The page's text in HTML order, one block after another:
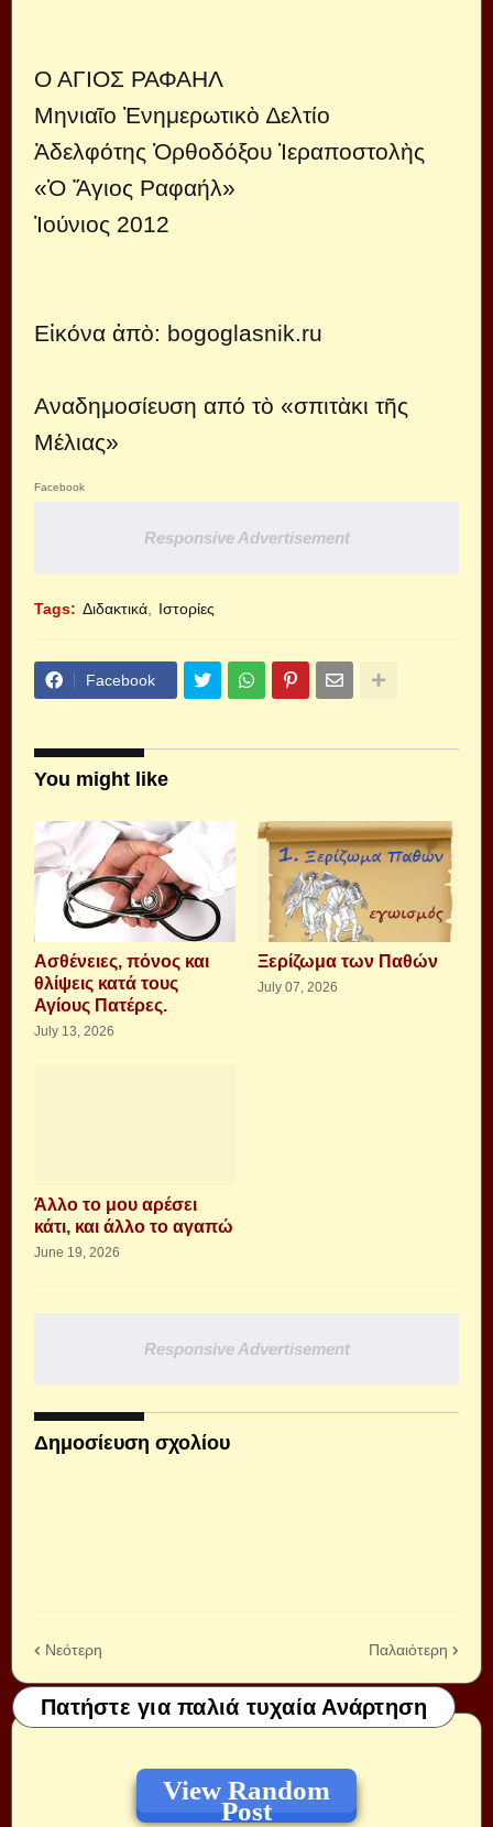
Ο ΑΓΙΟΣ ΡΑΦΑΗΛ
Μηνιαῖο Ἐνημερωτικὸ ∆ελτίο
Ἀδελφότης Ὀρθοδόξου Ἱεραποστολὴς
«Ὁ Ἅγιος Ραφαήλ»
Ἰούνιος 2012
Εἰκόνα ἀπὸ: bogoglasnik.ru
Αναδημοσίευση από τὸ «σπιτὰκι τῆς
Μέλιας»
Facebook
Responsive Advertisement
Tags: Διδακτικά Ιστορίες
Facebook
You might like
Aσθένειες, πόνος και
θλίψεις κατά τους
Αγίους Πατέρες.
July 13, 2026
Ξερίζωμα των Παθών
July 07, 2026
Άλλο το μου αρέσει
κάτι, και άλλο το αγαπώ
June 19, 2026
Responsive Advertisement
Δημοσίευση σχολίου
Νεότερη Παλαιότερη
Πατήστε για παλιά τυχαία Ανάρτηση
View Random
Post